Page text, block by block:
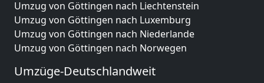
Umzug von Göttingen nach Liechtenstein
Umzug von Göttingen nach Luxemburg
Umzug von Göttingen nach Niederlande
Umzug von Göttingen nach Norwegen
Umzüge-Deutschlandweit